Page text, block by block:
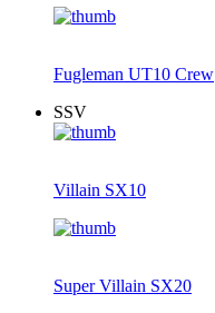
Fugleman UT10 Crew
SSV
Villain SX10
Super Villain SX20